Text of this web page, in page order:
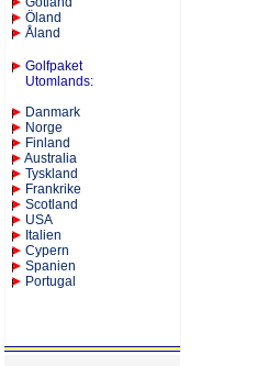
Öland
Åland
Golfpaket
Utomlands:
Danmark
Norge
Finland
Australia
Tyskland
Frankrike
Scotland
USA
Italien
Cypern
Spanien
Portugal